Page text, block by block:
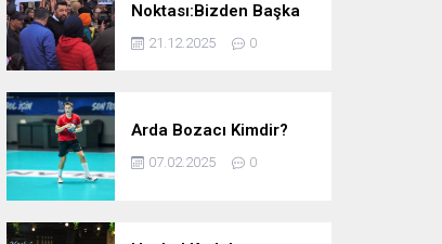
Noktası:Bizden Başka
Çare Yok, Kendi
Göbeğimizi Kendimiz
21.12.2025 0
Arda Bozacı Kimdir?
07.02.2025 0